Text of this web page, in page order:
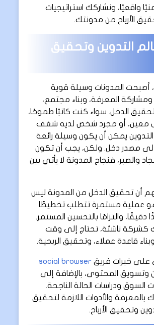
واقعيًا، ونشاركك استراتيجيات
الأرباح من مدونتك.
التدوين وتحقيق
أصبحت المدونات وسيلة قوية
ومشاركة المعرفة، وبناء مجتمع،
الدخل. سواء كنت كاتبًا طموحًا،
معين، أو مجرد شخص لديه شغف
يمكن أن يكون وسيلة رائعة
مصدر دخل. ولكن، يجب أن تكون
والصبر، فنجاح المدونة لا يأتي بين
أن تحقيق الدخل من المدونة ليس
عملية مستمرة تتطلب تخطيطًا
دقيقًا، والتزامًا بالتحسين المستمر.
ناشئة، تحتاج إلى وقت
قاعدة عملاء، وتحقيق الربحية.
على خبرات فريق social browser
وتسويق المحتوى، بالإضافة إلى
السوق ودراسات الحالة الناجحة.
والأدوات اللازمة لتحقيق
وتحقيق الأرباح.